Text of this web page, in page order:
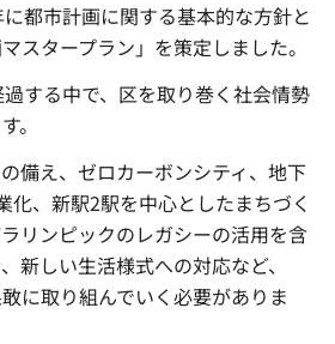
都市計画に関する基本的な方針と
スタープラン」を策定しました。
する中で、区を取り巻く社会情勢
。
備え、ゼロカーボンシティ、地下
化、新駅2駅を中心としたまちづく
リンピックのレガシーの活用を含
新しい生活様式への対応など、
に取り組んでいく必要がありま